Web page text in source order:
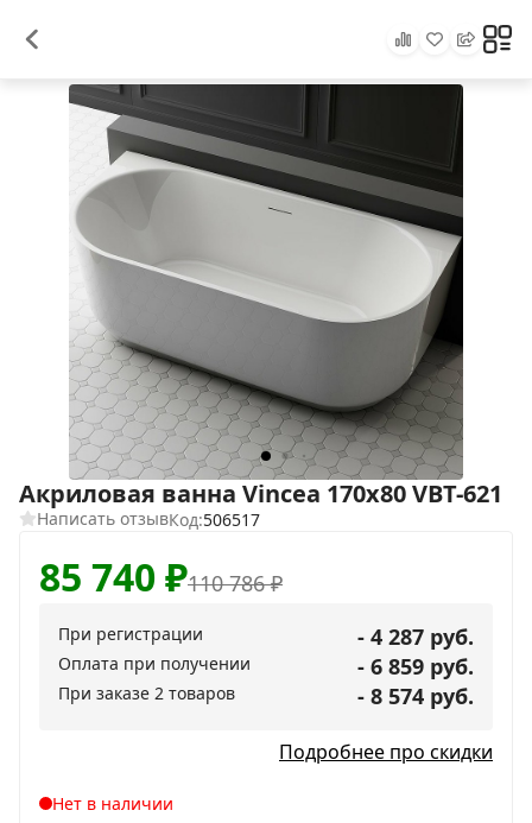
Акриловая ванна Vincea 170x80 VBT-621
Написать отзывКод:506517
110 786₽
85 740₽
При регистрации - 4 287 руб.
Оплата при получении - 6 859 руб.
При заказе 2 товаров - 8 574 руб.
Подробнее про скидки
Нет в наличии